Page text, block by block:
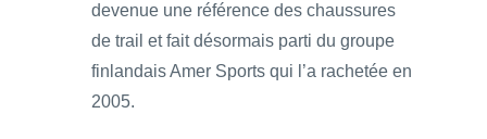
devenue une référence des chaussures
de trail et fait désormais parti du groupe
finlandais Amer Sports qui l’a rachetée en
2005.